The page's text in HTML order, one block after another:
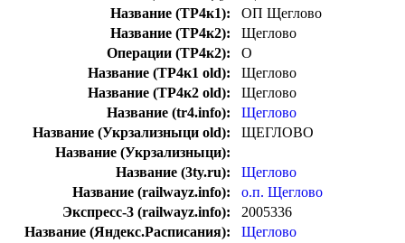
Название (ТР4к1):
ОП Щеглово
Название (ТР4к2):
Щеглово
Операции (ТР4к2):
О
Название (ТР4к1 old):
Щеглово
Название (ТР4к2 old):
Щеглово
Название (tr4.info):
Щеглово
Название (Укрзализныци old):
ЩЕГЛОВО
Название (Укрзализныци):
Название (3ty.ru):
Щеглово
Название (railwayz.info):
о.п. Щеглово
Экспресс-3 (railwayz.info):
2005336
Название (Яндекс.Расписания):
Щеглово